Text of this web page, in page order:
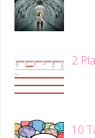
2
10